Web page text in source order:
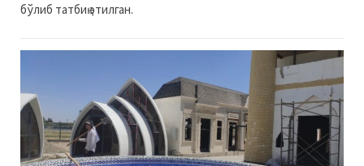
бўлиб татбиқ этилган.